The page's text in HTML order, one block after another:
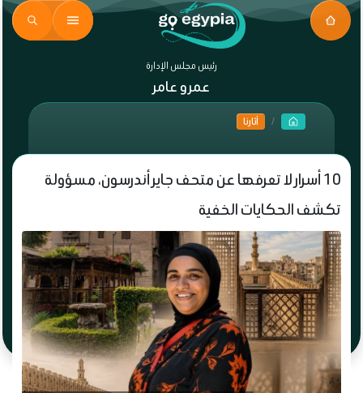
رئيس مجلس الإدارة
عمرو عامر
آثارنا
10 أسرار لا تعرفها عن متحف جاير أندرسون، مسؤولة
تكشف الحكايات الخفية